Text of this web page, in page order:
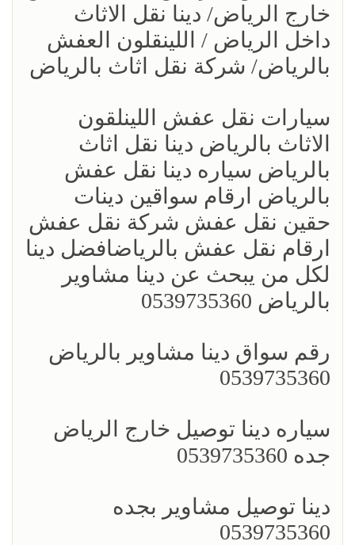
خارج الرياض/ دينا نقل الاثاث
داخل الرياض / اللينقلون العفش
بالرياض/ شركة نقل اثاث بالرياض
سيارات نقل عفش اللينلقون
الاثاث بالرياض دينا نقل اثاث
بالرياض سياره دينا نقل عفش
بالرياض ارقام سواقين دينات
حقين نقل عفش شركة نقل عفش
ارقام نقل عفش بالرياضافضل دينا
لكل من يبحث عن دينا مشاوير
بالرياض 0539735360
رقم سواق دينا مشاوير بالرياض
0539735360
سياره دينا توصيل خارج الرياض
جده 0539735360
دينا توصيل مشاوير بجده
0539735360